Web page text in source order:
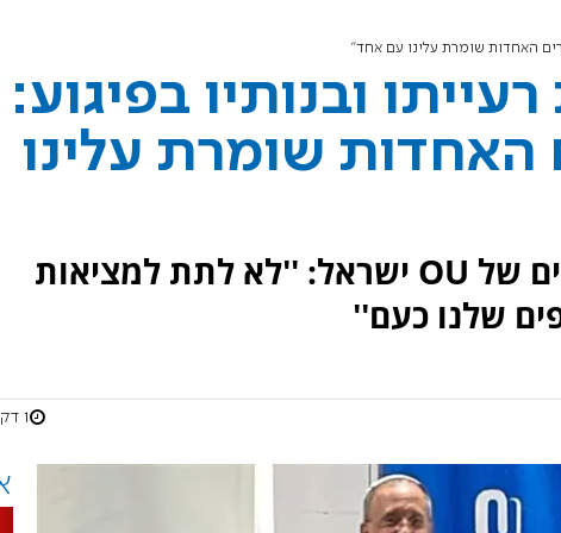
האחדות שומרת עלינו עם אחד"
ובנותיו בפיגוע:
האחדות שומרת עלינו
ליאו די השתתף ביום עיון לנשים של OU ישראל: ''לא לתת למציאות
שלנו כעם''
1 דקות